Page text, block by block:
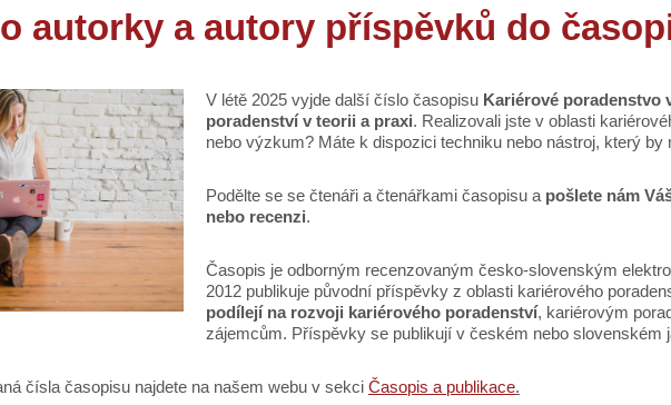
autorky a autory příspěvků do
V létě 2025 vyjde další číslo časopisu Kariérové poradenstvo
poradenství v teorii a praxi. Realizovali jste v oblasti
nebo výzkum? Máte k dispozici techniku nebo nástroj, který by
Podělte se se čtenáři a čtenářkami časopisu a pošlete nám
nebo recenzi.
Časopis je odborným recenzovaným česko-slovenským
2012 publikuje původní příspěvky z oblasti kariérového
podílejí na rozvoji kariérového poradenství, kariérovým
zájemcům. Příspěvky se publikují v českém nebo slovenském
čísla časopisu najdete na našem webu v sekci Časopis a publikace.